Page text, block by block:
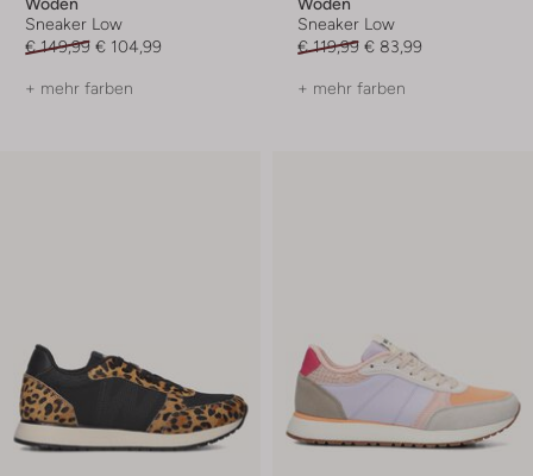
Sneaker Low
€ 149,99 € 104,99
+ mehr farben
Sneaker Low
€ 119,99 € 83,99
+ mehr farben